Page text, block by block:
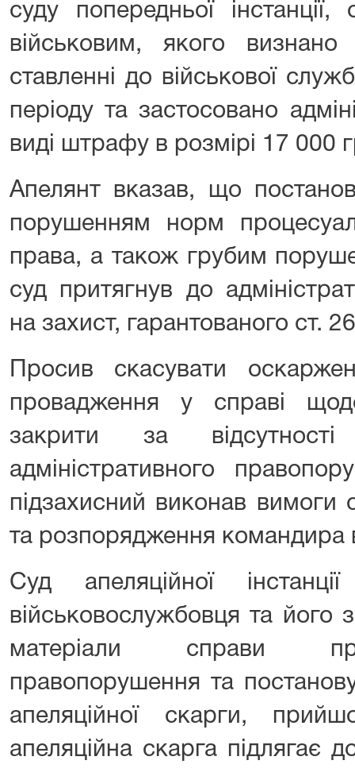
суду попередньої
військовим, якого
ставленні до військової
періоду та застосовано
виді штрафу в розмірі 17 000
Апелянт вказав, що
порушенням норм
права, а також грубим
суд притягнув до
на захист, гарантованого ст.
Просив скасувати
провадження у справі
закрити за
адміністративного
підзахисний виконав вимоги
та розпорядження командира
Суд апеляційної
військовослужбовця та його
матеріали справи
правопорушення та
апеляційної скарги,
апеляційна скарга підлягає